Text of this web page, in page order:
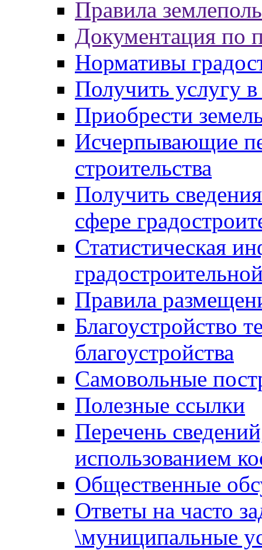
Правила
Документация по
Нормативы
Получить услугу в
Приобрести
Исчерпывающие
строительства
Получить
сфере
Статистическая
Правила
Благоустройство
благоустройства
Самовольные
Полезные ссылки
Перечень
использованием
Общественные
Ответы на часто
\муниципальные